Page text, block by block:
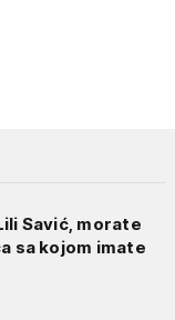
Savić, morate
sa kojom imate